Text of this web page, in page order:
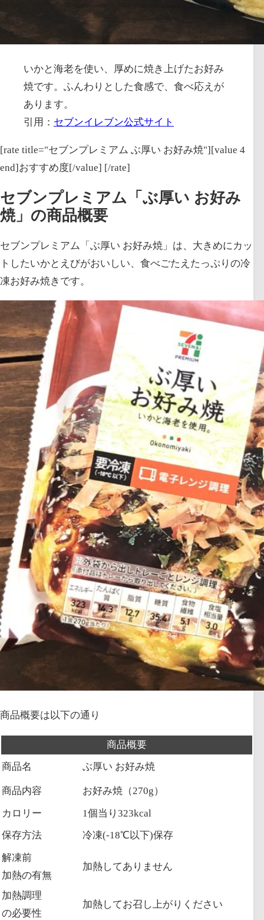
いかと海老を使い、厚めに焼き上げたお好み
焼です。ふんわりとした食感で、食べ応えが
あります。
引用： セブンイレブン公式サイト
[rate title="セブンプレミアム ぶ厚い お好み焼"][value 4
end]おすすめ度[/value] [/rate]
セブンプレミアム「ぶ厚い お好み
焼」の商品概要
セブンプレミアム「ぶ厚い お好み焼」は、大きめにカッ
トしたいかとえびがおいしい、食べごたえたっぷりの冷
凍お好み焼きです。
商品概要は以下の通り
商品概要
商品名
ぶ厚い お好み焼
商品内容
お好み焼（270g）
カロリー
1個当り323kcal
保存方法
冷凍(-18℃以下)保存
解凍前
加熱の有無
加熱してありません
加熱調理
の必要性
加熱してお召し上がりください